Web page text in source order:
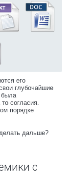
его
глубочайшие
была
согласия.
порядке
дальше?
с